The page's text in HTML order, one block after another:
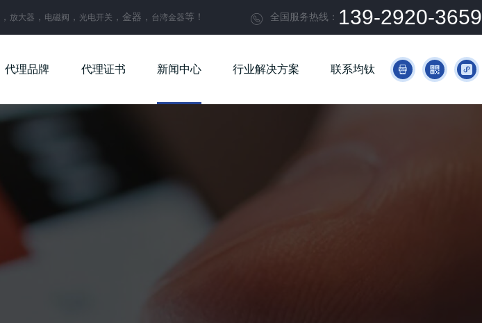
， 放大器 ， 电磁阀 ， 光电开关 ，金器， 台湾金器等！  全国服务热线： 139-2920-3659
代理品牌 代理证书 新闻中心 行业解决方案 联系均钛   